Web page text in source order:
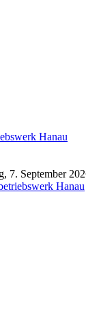
Hanau
7. September
Hanau